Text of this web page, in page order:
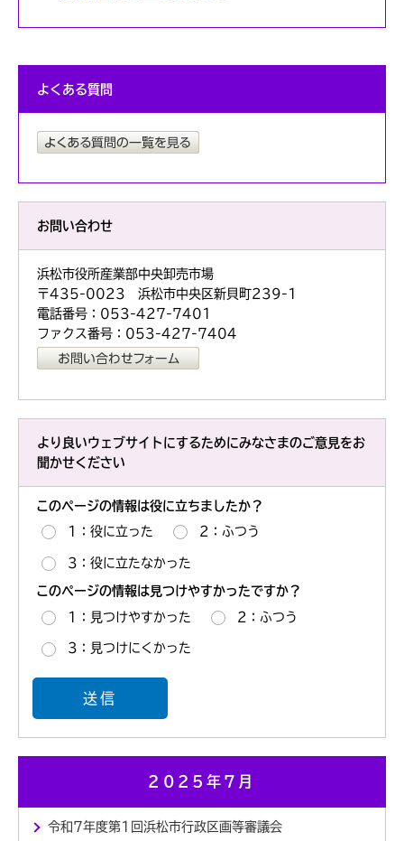
2025年7月
令和7年度第1回浜松市行政区画等審議会
よくある質問
お問い合わせ
浜松市役所産業部中央卸売市場
〒435-0023 浜松市中央区新貝町239-1
電話番号：053-427-7401
ファクス番号：053-427-7404
より良いウェブサイトにするためにみなさまのご意見をお
聞かせください
このページの情報は役に立ちましたか？
1：役に立った 2：ふつう
3：役に立たなかった
このページの情報は見つけやすかったですか？
1：見つけやすかった 2：ふつう
3：見つけにくかった